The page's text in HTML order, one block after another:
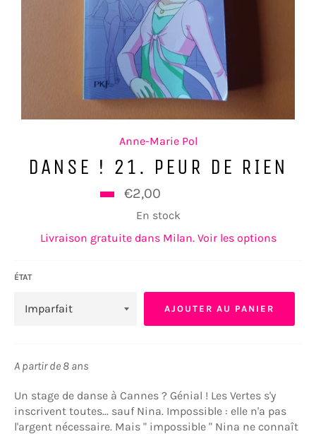
Anne-Marie Pol
DANSE ! 21. PEUR DE RIEN
€2,00
En stock
Livraison gratuite dans Milan. Voir les options
ÉTAT
AJOUTER AU PANIER
A partir de 8 ans
Un stage de danse à Cannes ? Génial ! Les Vertes s'y
inscrivent toutes... sauf Nina. Impossible : elle n'a pas
l'argent nécessaire. Mais " impossible " Nina ne connaît